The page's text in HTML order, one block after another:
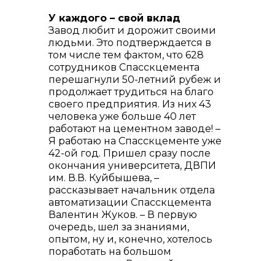
У каждого – свой вклад
Завод любит и дорожит своими
людьми. Это подтверждается в
том числе тем фактом, что 628
сотрудников Спасскцемента
перешагнули 50-летний рубеж и
продолжает трудиться на благо
своего предприятия. Из них 43
человека уже больше 40 лет
работают на цементном заводе! –
Я работаю на Спасскцементе уже
42-ой год. Пришел сразу после
окончания университета, ДВПИ
им. В.В. Куйбышева, –
рассказывает начальник отдела
автоматизации Спасскцемента
Валентин Жуков. – В первую
очередь, шел за знаниями,
опытом, ну и, конечно, хотелось
поработать на большом